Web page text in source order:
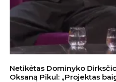
Netikėtas Dominyko
Oksaną Pikul: „Projektas